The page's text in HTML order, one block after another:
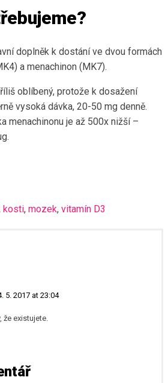
doplněk k dostání ve dvou formách
a menachinon (MK7).
oblíbený, protože k dosažení
vysoká dávka, 20-50 mg denně.
menachinonu je až 500x nižší –
kosti, mozek, vitamín D3
5. 2017 at 23:04
že existujete.